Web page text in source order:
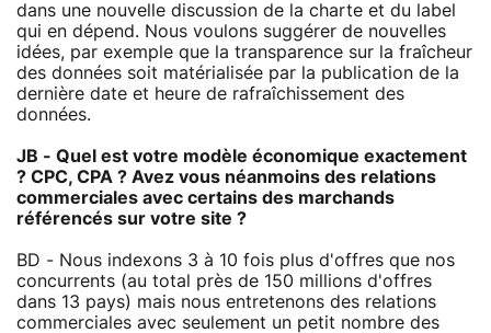
dans une nouvelle discussion de la charte et du label
qui en dépend. Nous voulons suggérer de nouvelles
idées, par exemple que la transparence sur la fraîcheur
des données soit matérialisée par la publication de la
dernière date et heure de rafraîchissement des
données.
JB - Quel est votre modèle économique exactement
? CPC, CPA ? Avez vous néanmoins des relations
commerciales avec certains des marchands
référencés sur votre site ?
BD - Nous indexons 3 à 10 fois plus d'offres que nos
concurrents (au total près de 150 millions d'offres
dans 13 pays) mais nous entretenons des relations
commerciales avec seulement un petit nombre des